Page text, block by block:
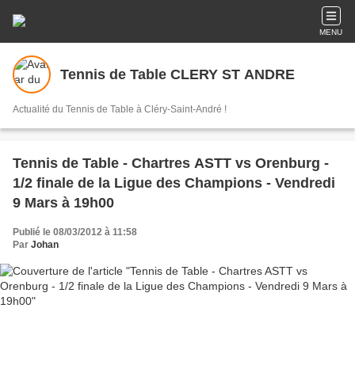
MENU
Tennis de Table CLERY ST ANDRE
Actualité du Tennis de Table à Cléry-Saint-André !
Tennis de Table - Chartres ASTT vs Orenburg -
1/2 finale de la Ligue des Champions - Vendredi
9 Mars à 19h00
Publié le 08/03/2012 à 11:58
Par Johan